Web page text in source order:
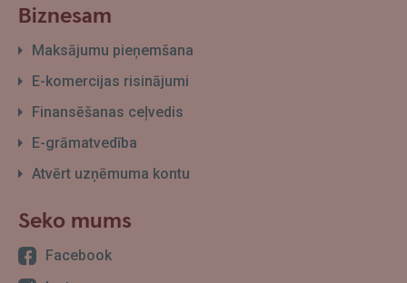
Biznesam
Maksājumu pieņemšana
E-komercijas risinājumi
Finansēšanas ceļvedis
E-grāmatvedība
Atvērt uzņēmuma kontu
Seko mums
Facebook